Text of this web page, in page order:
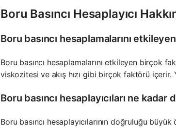
Boru Basıncı Hesaplayıcı
Boru basıncı hesaplamalarını
Boru basıncı hesaplamalarını etkileyen birçok
viskozitesi ve akış hızı gibi birçok faktörü
Boru basıncı hesaplayıcıları ne kadar
Boru basıncı hesaplayıcılarının doğruluğu